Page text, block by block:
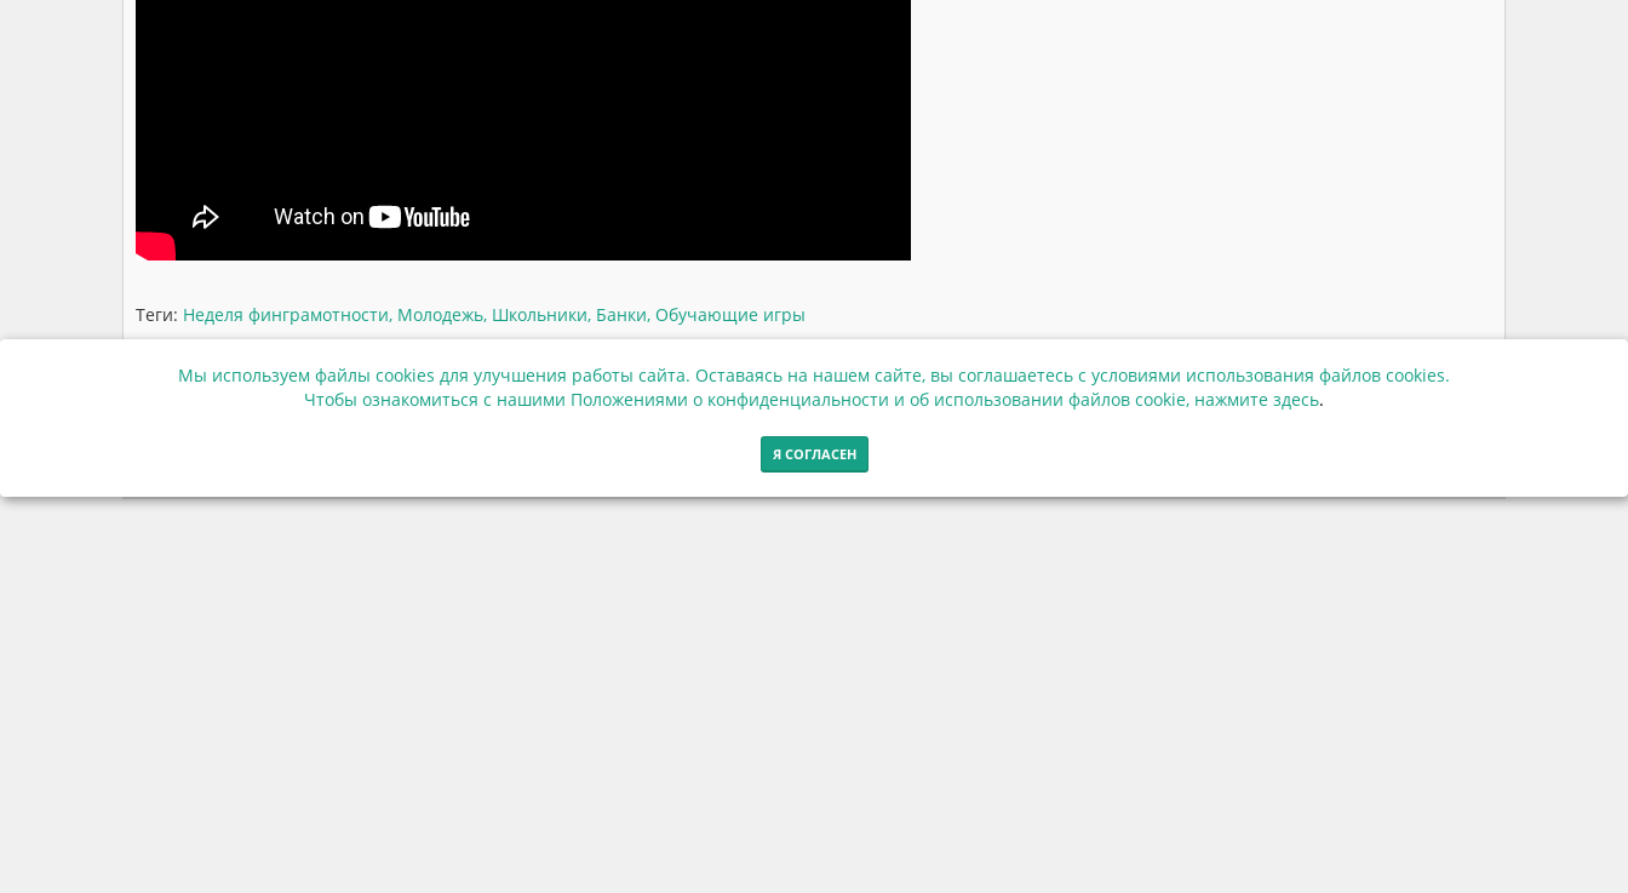
Теги: Неделя финграмотности, Молодежь, Школьники, Банки, Обучающие игры
Мы используем файлы cookies для улучшения работы сайта. Оставаясь на нашем сайте, вы соглашаетесь с условиями использования файлов cookies.
Чтобы ознакомиться с нашими Положениями о конфиденциальности и об использовании файлов cookie, нажмите здесь.
Я СОГЛАСЕН